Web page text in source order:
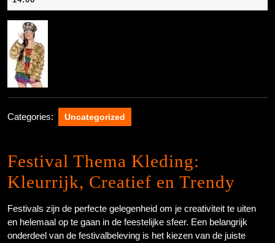
2025
Categories: Uncategorized
Festival Thema Kleding:
Kleurrijk, Creatief en Trendy
Festivals zijn de perfecte gelegenheid om je creativiteit te uiten
en helemaal op te gaan in de feestelijke sfeer. Een belangrijk
onderdeel van de festivalbeleving is het kiezen van de juiste